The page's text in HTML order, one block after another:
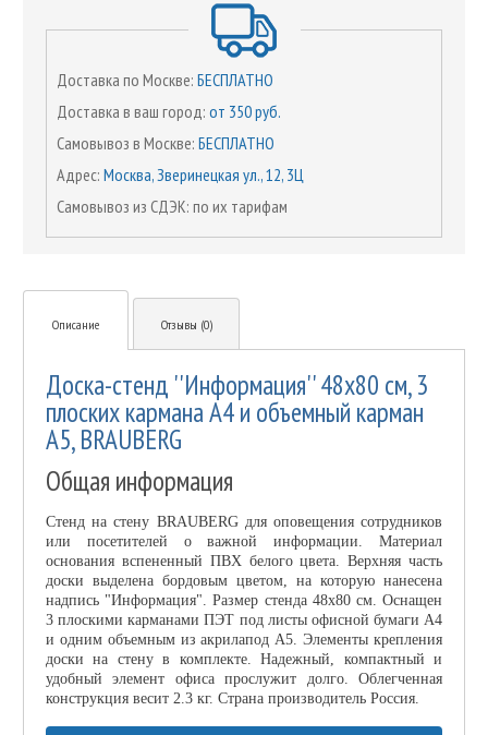
Доставка по Москве: БЕСПЛАТНО
Доставка в ваш город: от 350 руб.
Самовывоз в Москве: БЕСПЛАТНО
Адрес: Москва, Зверинецкая ул., 12, 3Ц
Самовывоз из СДЭК: по их тарифам
Описание Отзывы (0)
Доска-стенд ''Информация'' 48х80 см, 3
плоских кармана А4 и объемный карман
А5, BRAUBERG
Общая информация
Стенд на стену BRAUBERG для оповещения сотрудников
или посетителей о важной информации. Материал
основания вспененный ПВХ белого цвета. Верхняя часть
доски выделена бордовым цветом, на которую нанесена
надпись "Информация". Размер стенда 48х80 см. Оснащен
3 плоскими карманами ПЭТ под листы офисной бумаги А4
и одним объемным из акрилапод А5. Элементы крепления
доски на стену в комплекте. Надежный, компактный и
удобный элемент офиса прослужит долго. Облегченная
конструкция весит 2.3 кг. Страна производитель Россия.